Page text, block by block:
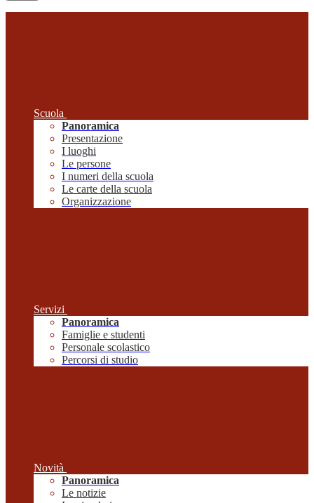
Scuola
Panoramica
Presentazione
I luoghi
Le persone
I numeri della scuola
Le carte della scuola
Organizzazione
Servizi
Panoramica
Famiglie e studenti
Personale scolastico
Percorsi di studio
Novità
Panoramica
Le notizie